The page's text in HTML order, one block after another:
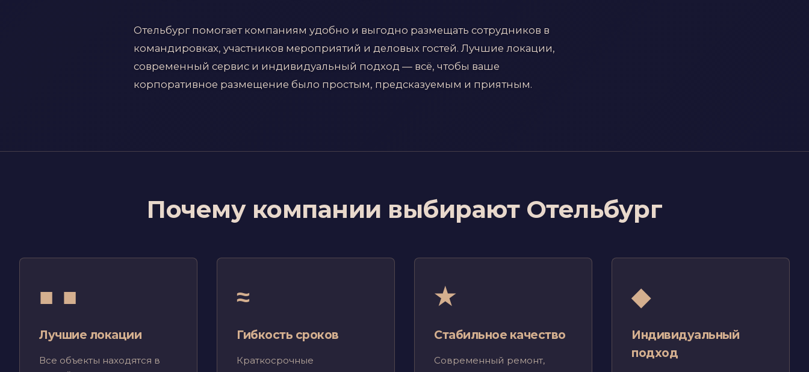
Отельбург помогает компаниям удобно и выгодно размещать сотрудников в
командировках, участников мероприятий и деловых гостей. Лучшие локации,
современный сервис и индивидуальный подход — всё, чтобы ваше
корпоративное размещение было простым, предсказуемым и приятным.
Почему компании выбирают Отельбург
■ ■
Лучшие локации
Все объекты находятся в
≈
Гибкость сроков
Краткосрочные
★
Стабильное качество
Современный ремонт,
◆
Индивидуальный
подход